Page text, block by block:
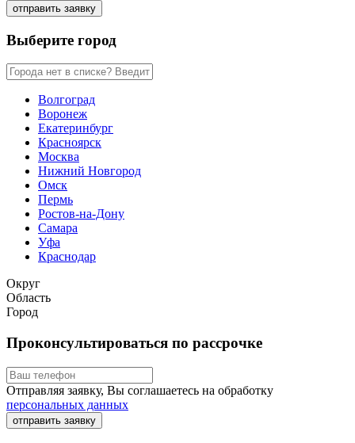
отправить заявку
Выберите город
Волгоград
Воронеж
Екатеринбург
Красноярск
Москва
Нижний Новгород
Омск
Пермь
Ростов-на-Дону
Самара
Уфа
Краснодар
Округ
Область
Город
Проконсультироваться по рассрочке
Отправляя заявку, Вы соглашаетесь на обработку
персональных данных
отправить заявку